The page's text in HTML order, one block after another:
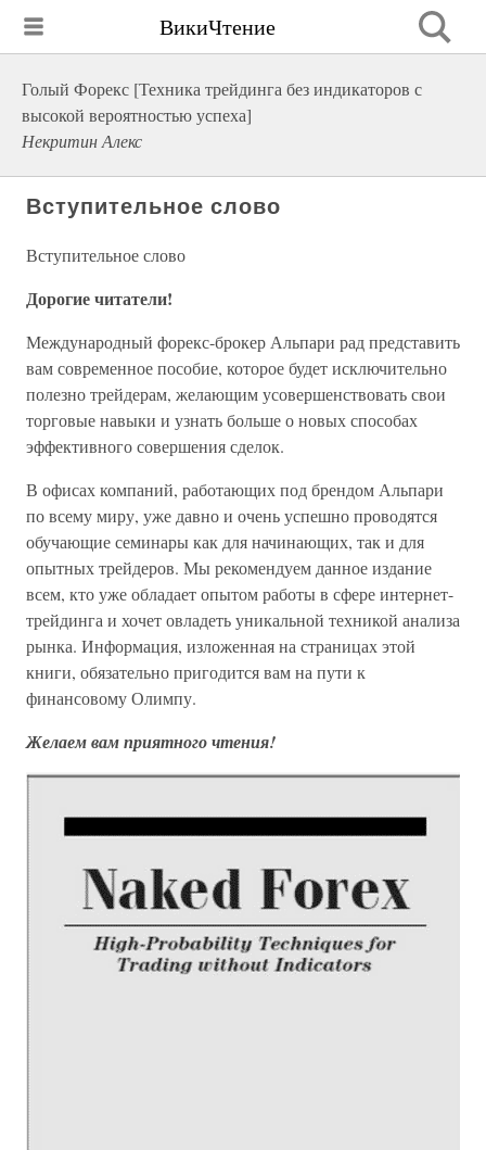
ВикиЧтение
Голый Форекс [Техника трейдинга без индикаторов с
высокой вероятностью успеха]
Некритин Алекс
Вступительное слово
Вступительное слово
Дорогие читатели!
Международный форекс-брокер Альпари рад представить
вам современное пособие, которое будет исключительно
полезно трейдерам, желающим усовершенствовать свои
торговые навыки и узнать больше о новых способах
эффективного совершения сделок.
В офисах компаний, работающих под брендом Альпари
по всему миру, уже давно и очень успешно проводятся
обучающие семинары как для начинающих, так и для
опытных трейдеров. Мы рекомендуем данное издание
всем, кто уже обладает опытом работы в сфере интернет-
трейдинга и хочет овладеть уникальной техникой анализа
рынка. Информация, изложенная на страницах этой
книги, обязательно пригодится вам на пути к
финансовому Олимпу.
Желаем вам приятного чтения!